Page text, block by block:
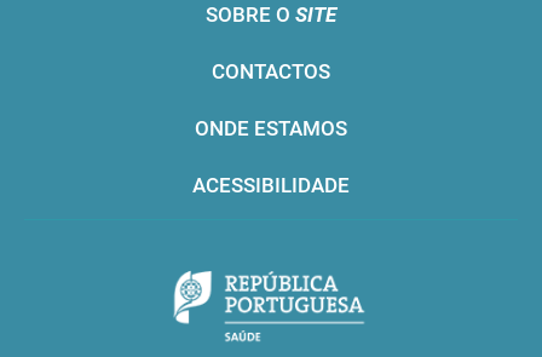
SOBRE O SITE
CONTACTOS
ONDE ESTAMOS
ACESSIBILIDADE